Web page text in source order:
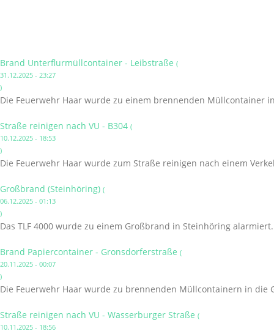
Brand Unterflurmüllcontainer - Leibstraße (
31.12.2025 - 23:27
)
Die Feuerwehr Haar wurde zu einem brennenden Müllcontainer
Straße reinigen nach VU - B304 (
10.12.2025 - 18:53
)
Die Feuerwehr Haar wurde zum Straße reinigen nach einem
Großbrand (Steinhöring) (
06.12.2025 - 01:13
)
Das TLF 4000 wurde zu einem Großbrand in Steinhöring alarmiert.
Brand Papiercontainer - Gronsdorferstraße (
20.11.2025 - 00:07
)
Die Feuerwehr Haar wurde zu brennenden Müllcontainern in die
Straße reinigen nach VU - Wasserburger Straße (
10.11.2025 - 18:56